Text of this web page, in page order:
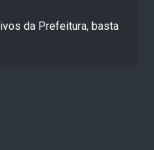
da Prefeitura, basta